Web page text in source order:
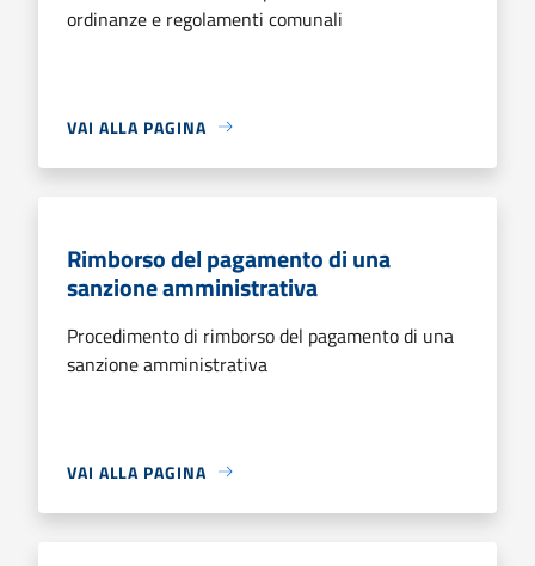
ordinanze e regolamenti comunali
VAI ALLA PAGINA
Rimborso del pagamento di una
sanzione amministrativa
Procedimento di rimborso del pagamento di una
sanzione amministrativa
VAI ALLA PAGINA